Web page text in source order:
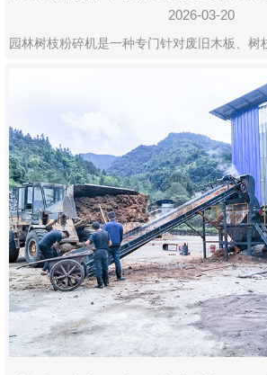
利用
2026-03-20
园林树枝粉碎机是一种专门针对废旧木板、树